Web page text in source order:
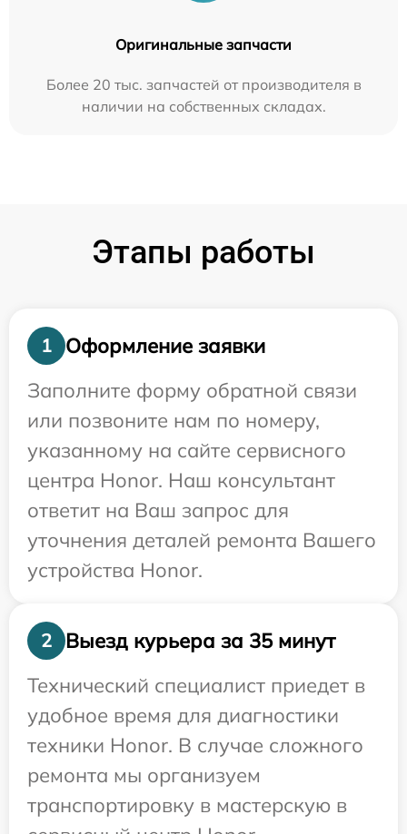
Оригинальные запчасти
Более 20 тыс. запчастей от производителя в
наличии на собственных складах.
Этапы работы
1
Оформление заявки
Заполните форму обратной связи
или позвоните нам по номеру,
указанному на сайте сервисного
центра Honor. Наш консультант
ответит на Ваш запрос для
уточнения деталей ремонта Вашего
устройства Honor.
2
Выезд курьера за 35 минут
Технический специалист приедет в
удобное время для диагностики
техники Honor. В случае сложного
ремонта мы организуем
транспортировку в мастерскую в